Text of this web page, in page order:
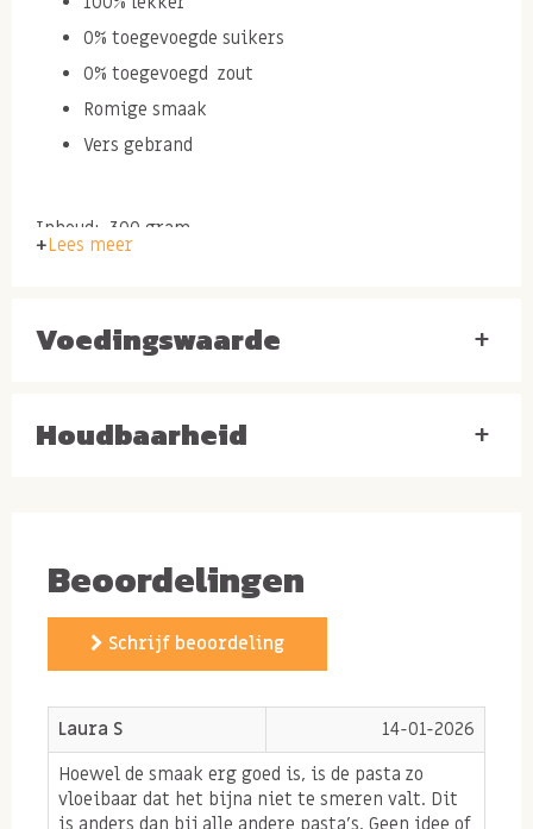
0% toegevoegde suikers
0% toegevoegd zout
Romige smaak
Vers gebrand
Inhoud: 300 gram.
Macadamia pasta luxe en
romig
branden komt de macadamia smaak extra goed naar
voren. Door deze pure notensmaak kiezen wij ervoor
geen toevoegingen te gebruiken zodat je de romige
Doordat macadamia noten van nature rijk aan vetten
zijn is het een notenpasta die snel vult en voedzaam
is. Heerlijk als beleg op crackers, boterhammen of
Lees meer
Voedingswaarde +
Houdbaarheid +
Beoordelingen
Schrijf beoordeling
Laura S
14-01-2026
Hoewel de smaak erg goed is, is de pasta zo
vloeibaar dat het bijna niet te smeren valt. Dit
is anders dan bij alle andere pasta’s. Geen idee of